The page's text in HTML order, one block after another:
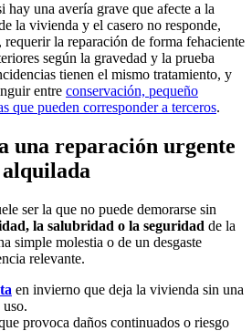
una avería grave que afecte a la
la vivienda y el casero no responde,
la reparación de forma fehaciente
según la gravedad y la prueba
tienen el mismo tratamiento, y
entre conservación, pequeño
que pueden corresponder a terceros.
una reparación urgente
ser la que no puede demorarse sin
la salubridad o la seguridad de la
simple molestia o de un desgaste
relevante.
en invierno que deja la vivienda sin una
provoca daños continuados o riesgo